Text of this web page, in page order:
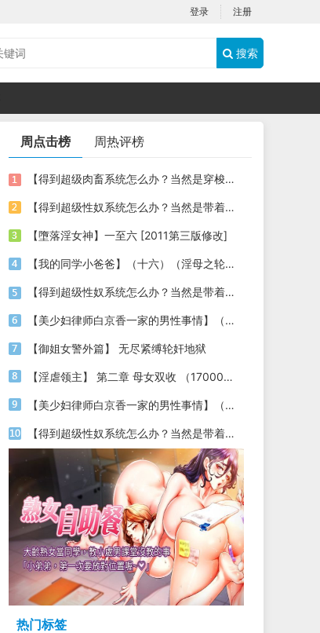
登录 注册
搜索
周点击榜 周热评榜
【得到超级肉畜系统怎么办？当然是穿梭时空，享受古今美女的肉体啦】03
【得到超级性奴系统怎么办？当然是带着各种美女明星性奴穿梭时空，祸国殃民啦】06
【墮落淫女神】一至六 [2011第三版修改]
【我的同学小爸爸】（十六）（淫母之轮奸暴虐）
【得到超级性奴系统怎么办？当然是带着各种美女明星性奴穿梭时空，祸国殃民啦】（02）
【美少妇律师白京香一家的男性事情】（漫改小说，第九章，泡泡浴+姐妹3P+母女4P）
【御姐女警外篇】 无尽紧缚轮奸地狱
【淫虐领主】 第二章 母女双收 （17000字）
【美少妇律师白京香一家的男性事情】（第十七章 生死单挑+凌辱&色诱+性奴妈妈+变态母控+插图）
【得到超级性奴系统怎么办？当然是带着各种美女明星性奴穿梭时空，祸国殃民啦】04
热门标签